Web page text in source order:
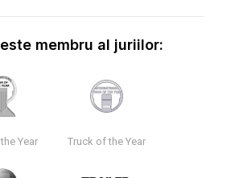
membru al juriilor:
Year Truck of the Year